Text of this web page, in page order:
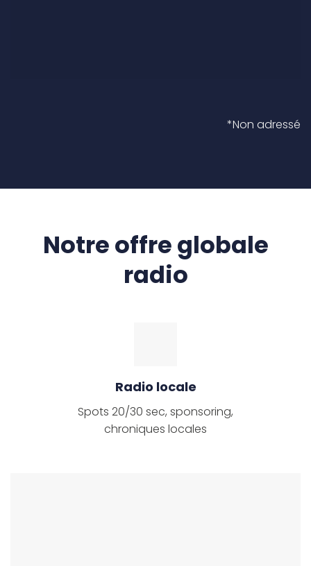
*Non adressé
Notre offre globale
radio
Radio locale
Spots 20/30 sec, sponsoring,
chroniques locales